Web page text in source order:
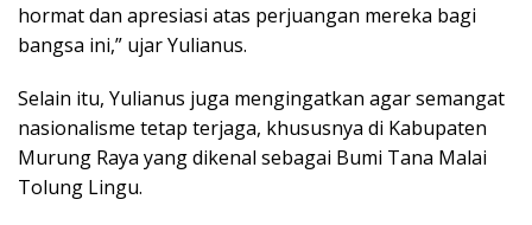
hormat dan apresiasi atas perjuangan mereka bagi
bangsa ini,” ujar Yulianus.
Selain itu, Yulianus juga mengingatkan agar semangat
nasionalisme tetap terjaga, khususnya di Kabupaten
Murung Raya yang dikenal sebagai Bumi Tana Malai
Tolung Lingu.